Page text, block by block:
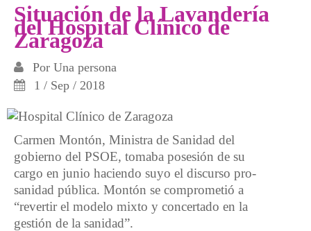
Situación de la Lavandería
del Hospital Clínico de
Zaragoza
Por Una persona
1 / Sep / 2018
Carmen Montón, Ministra de Sanidad del
gobierno del PSOE, tomaba posesión de su
cargo en junio haciendo suyo el discurso pro-
sanidad pública. Montón se comprometió a
“revertir el modelo mixto y concertado en la
gestión de la sanidad”.